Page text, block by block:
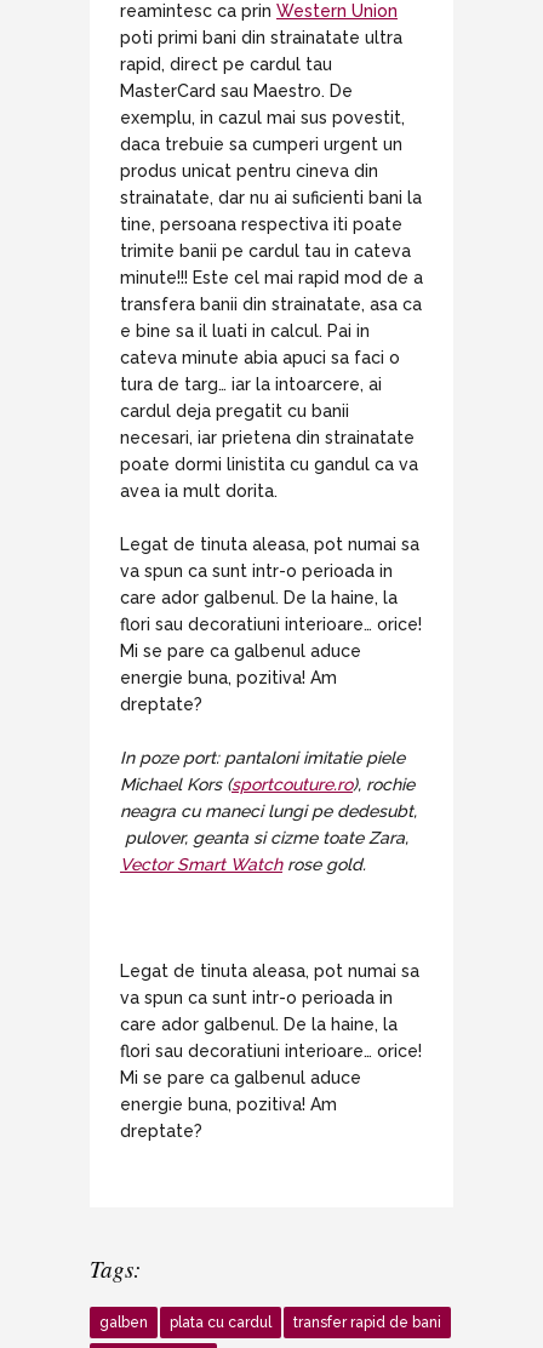
reamintesc ca prin Western Union
poti primi bani din strainatate ultra
rapid, direct pe cardul tau
MasterCard sau Maestro. De
exemplu, in cazul mai sus povestit,
daca trebuie sa cumperi urgent un
produs unicat pentru cineva din
strainatate, dar nu ai suficienti bani la
tine, persoana respectiva iti poate
trimite banii pe cardul tau in cateva
minute!!! Este cel mai rapid mod de a
transfera banii din strainatate, asa ca
e bine sa il luati in calcul. Pai in
cateva minute abia apuci sa faci o
tura de targ… iar la intoarcere, ai
cardul deja pregatit cu banii
necesari, iar prietena din strainatate
poate dormi linistita cu gandul ca va
avea ia mult dorita.
Legat de tinuta aleasa, pot numai sa
va spun ca sunt intr-o perioada in
care ador galbenul. De la haine, la
flori sau decoratiuni interioare… orice!
Mi se pare ca galbenul aduce
energie buna, pozitiva! Am
dreptate?
In poze port: pantaloni imitatie piele
Michael Kors (sportcouture.ro), rochie
neagra cu maneci lungi pe dedesubt,
pulover, geanta si cizme toate Zara,
Vector Smart Watchrose gold.
Legat de tinuta aleasa, pot numai sa
va spun ca sunt intr-o perioada in
care ador galbenul. De la haine, la
flori sau decoratiuni interioare… orice!
Mi se pare ca galbenul aduce
energie buna, pozitiva! Am
dreptate?
Tags:
galben plata cu cardul transfer rapid de bani